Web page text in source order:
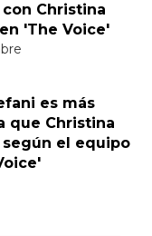
Christina
'The Voice'
es más
que Christina
según el equipo